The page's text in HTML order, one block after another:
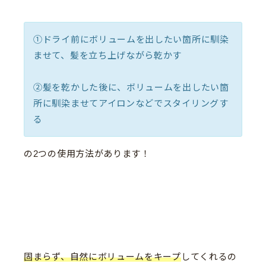
①ドライ前にボリュームを出したい箇所に馴染
ませて、髪を立ち上げながら乾かす
②髪を乾かした後に、ボリュームを出したい箇
所に馴染ませてアイロンなどでスタイリングす
る
の2つの使用方法があります！
固まらず、自然にボリュームをキープしてくれるの